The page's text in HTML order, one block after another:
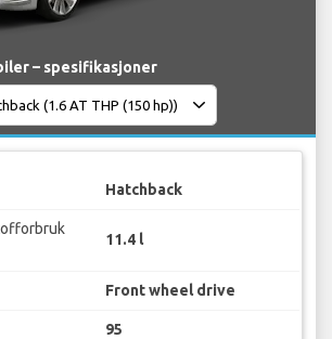
– spesifikasjoner
Hatchback
11.4 l
Front wheel drive
95